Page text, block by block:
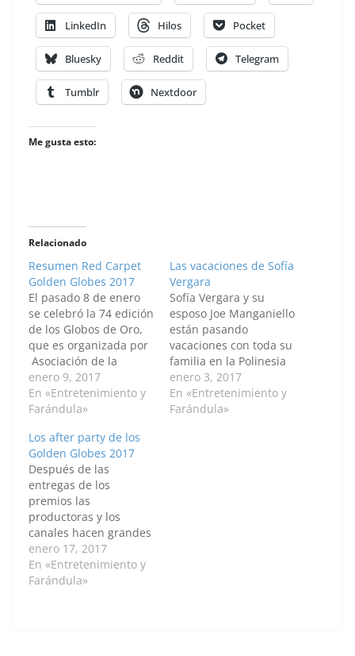
LinkedIn Hilos Pocket
Bluesky Reddit Telegram
Tumblr Nextdoor
Me gusta esto:
Relacionado
Resumen Red Carpet
Golden Globes 2017
El pasado 8 de enero
se celebró la 74 edición
de los Globos de Oro,
que es organizada por
Asociación de la
Prensa Extranjera de
Hollywood (HFPA, por
sus siglas en inglés), la
en el hotel Beverly
Hilton de Los Ángeles,
y fue presentada por el
humorista Jimmy…
enero 9, 2017
En «Entretenimiento y
Farándula»
Las vacaciones de Sofía
Vergara
Sofía Vergara y su
esposo Joe Manganiello
están pasando
vacaciones con toda su
familia en la Polinesia
Francesa,
hospedándose en el
lujoso hotel Le Taha'a
enero 3, 2017
En «Entretenimiento y
Farándula»
Los after party de los
Golden Globes 2017
Después de las
entregas de los
premios las
productoras y los
canales hacen grandes
fiestas para festejar a
los ganadores y
celebrar el éxito de sus
enero 17, 2017
En «Entretenimiento y
Farándula»